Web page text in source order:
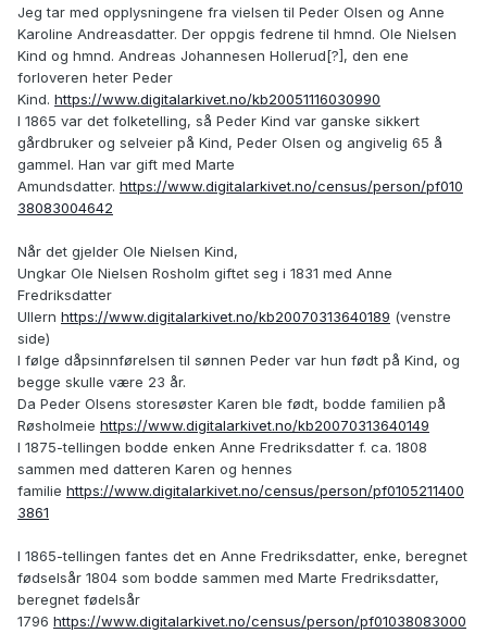
Jeg tar med opplysningene fra vielsen til Peder Olsen og Anne
Karoline Andreasdatter. Der oppgis fedrene til hmnd. Ole Nielsen
Kind og hmnd. Andreas Johannesen Hollerud[?], den ene
forloveren heter Peder
Kind. https://www.digitalarkivet.no/kb20051116030990
I 1865 var det folketelling, så Peder Kind var ganske sikkert
gårdbruker og selveier på Kind, Peder Olsen og angivelig 65 å
gammel. Han var gift med Marte
Amundsdatter. https://www.digitalarkivet.no/census/person/pf010
38083004642
Når det gjelder Ole Nielsen Kind,
Ungkar Ole Nielsen Rosholm giftet seg i 1831 med Anne
Fredriksdatter
Ullern https://www.digitalarkivet.no/kb20070313640189 (venstre
side)
I følge dåpsinnførelsen til sønnen Peder var hun født på Kind, og
begge skulle være 23 år.
Da Peder Olsens storesøster Karen ble født, bodde familien på
Røsholmeie https://www.digitalarkivet.no/kb20070313640149
I 1875-tellingen bodde enken Anne Fredriksdatter f. ca. 1808
sammen med datteren Karen og hennes
familie https://www.digitalarkivet.no/census/person/pf0105211400
3861
I 1865-tellingen fantes det en Anne Fredriksdatter, enke, beregnet
fødselsår 1804 som bodde sammen med Marte Fredriksdatter,
beregnet fødelsår
1796 https://www.digitalarkivet.no/census/person/pf01038083000